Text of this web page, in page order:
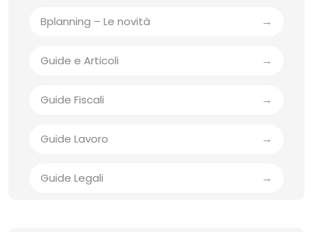
Bplanning – Le novità
Guide e Articoli
Guide Fiscali
Guide Lavoro
Guide Legali